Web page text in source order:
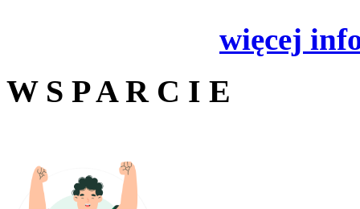
więcej
W S P A R C I E